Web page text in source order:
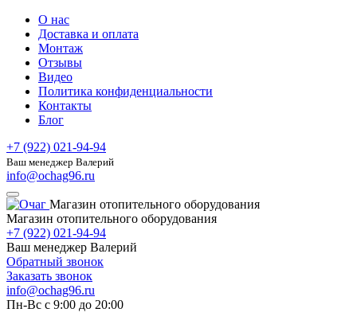
О нас
Доставка и оплата
Монтаж
Отзывы
Видео
Политика конфиденциальности
Контакты
Блог
+7 (922) 021-94-94
Ваш менеджер Валерий
info@ochag96.ru
Магазин отопительного оборудования
Магазин отопительного оборудования
+7 (922) 021-94-94
Ваш менеджер Валерий
Обратный звонок
Заказать звонок
info@ochag96.ru
Пн-Вс с 9:00 до 20:00